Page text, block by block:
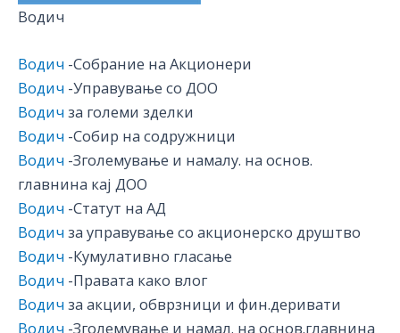
Водич
Водич -Собрание на Акционери
Водич -Управување со ДОО
Водичза големи зделки
Водич -Собир на содружници
Водич -Зголемување и намалу. на основ.
главнина кај ДОО
Водич -Статут на АД
Водичза управување со акционерско друштво
Водич -Кумулативно гласање
Водич -Правата како влог
Водичза акции, обврзници и фин.деривати
Водич -Зголемување и намал. на основ.главнина